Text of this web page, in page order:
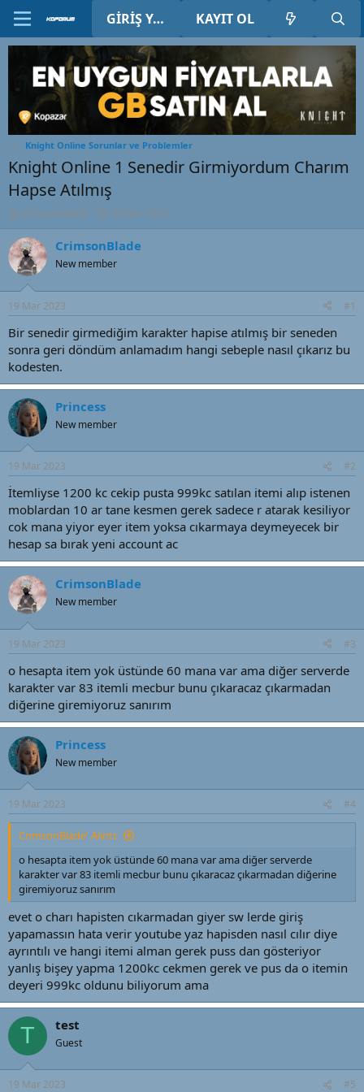
GIRIŞ YAP KAYIT OL
Knight Online Sorunlar ve Problemler
Knight Online 1 Senedir Girmiyordum Charım
Hapse Atılmış
K
o
n
u
y
u
B
a
ş
a
t
a
n
CrimsonBlade
B
a
ş
a
ı
ç
a
i
19 Mar 2023
CrimsonBlade
New member
19 Mar 2023 #1
Bir senedir girmediğim karakter hapise atılmış bir seneden
sonra geri döndüm anlamadım hangi sebeple nasıl çıkarız bu
kodesten.
Princess
New member
19 Mar 2023 #2
İtemliyse 1200 kc cekip pusta 999kc satılan itemi alıp istenen
moblardan 10 ar tane kesmen gerek sadece r atarak kesiliyor
cok mana yiyor eyer item yoksa cıkarmaya deymeyecek bir
hesap sa bırak yeni account ac
CrimsonBlade
New member
19 Mar 2023 #3
o hesapta item yok üstünde 60 mana var ama diğer serverde
karakter var 83 itemli mecbur bunu çıkaracaz çıkarmadan
diğerine giremiyoruz sanırım
Princess
New member
19 Mar 2023 #4
CrimsonBlade' Alıntı:
o hesapta item yok üstünde 60 mana var ama diğer serverde
karakter var 83 itemli mecbur bunu çıkaracaz çıkarmadan diğerine
giremiyoruz sanırım
evet o charı hapisten cıkarmadan giyer sw lerde giriş
yapamassın hata verir youtube yaz hapisden nasıl cılır diye
ayrıntılı ve hangi itemi alman gerek puss dan gösteriyor
yanlış bişey yapma 1200kc cekmen gerek ve pus da o itemin
deyeri 999kc oldunu biliyorum ama
T test
Guest
19 Mar 2023 #5